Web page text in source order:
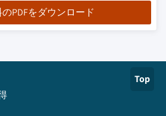
PDFをダウンロード
Top